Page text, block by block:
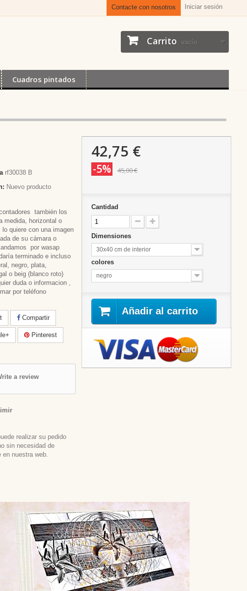
Iniciar sesión
Contacte con nosotros
Carrito vacío
Cuadros pintados
rf30038 B
Nuevo producto
también los
medida, horizontal o
quiere con una imagen
de su cámara o
por wasap
terminado e incluso
negro, plata,
o beig (blanco roto)
duda o informacion ,
por teléfono
Compartir
Pinterest
a review
realizar su pedido
sin necesidad de
en nuestra web.
42,75 €
-5% 45,00 €
Cantidad
Dimensiones
30x40 cm de interior
colores
negro
Añadir al carrito